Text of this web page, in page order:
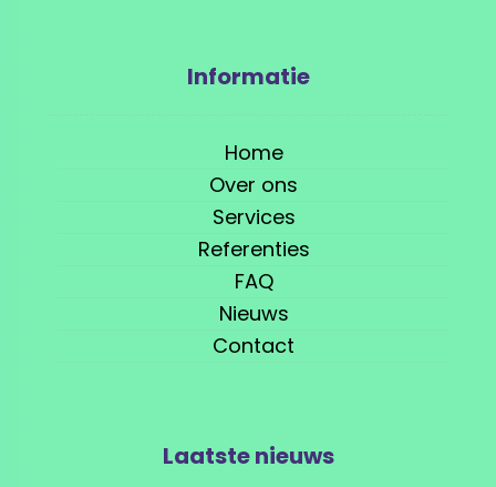
Informatie
Home
Over ons
Services
Referenties
FAQ
Nieuws
Contact
Laatste nieuws